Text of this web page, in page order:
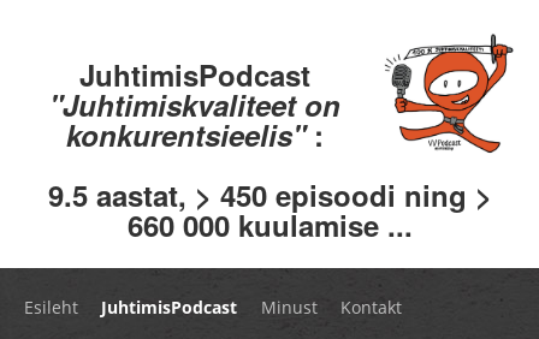
JuhtimisPodcast
"Juhtimiskvaliteet on
konkurentsieelis" :
9.5 aastat, > 450 episoodi ning >
660 000 kuulamise ...
Esileht JuhtimisPodcast Minust Kontakt